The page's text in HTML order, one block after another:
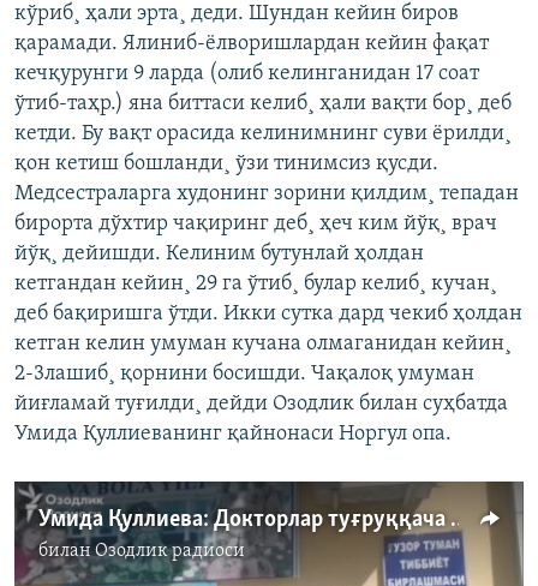
кўриб¸ ҳали эрта¸ деди. Шундан кейин биров
қарамади. Ялиниб-ëлворишлардан кейин фақат
кечқурунги 9 ларда (олиб келинганидан 17 соат
ўтиб-таҳр.) яна биттаси келиб¸ ҳали вақти бор¸ деб
кетди. Бу вақт орасида келинимнинг суви ëрилди¸
қон кетиш бошланди¸ ўзи тинимсиз қусди.
Медсестраларга худонинг зорини қилдим¸ тепадан
бирорта дўхтир чақиринг деб¸ ҳеч ким йўқ¸ врач
йўқ¸ дейишди. Келиним бутунлай ҳолдан
кетгандан кейин¸ 29 га ўтиб¸ булар келиб¸ кучан¸
деб бақиришга ўтди. Икки сутка дард чекиб ҳолдан
кетган келин умуман кучана олмаганидан кейин¸
2-3лашиб¸ қорнини босишди. Чақалоқ умуман
йиғламай туғилди¸ дейди Озодлик билан суҳбатда
Умида Қуллиеванинг қайнонаси Норгул опа.
Умида Қуллиева: Докторлар туғруққача ва туғруқ пайти ëрдам берганида, болам ўлмас эди
биланОзодлик радиоси